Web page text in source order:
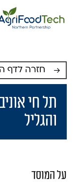
חזרה לדף
תל חי
והגליל
על המוסד